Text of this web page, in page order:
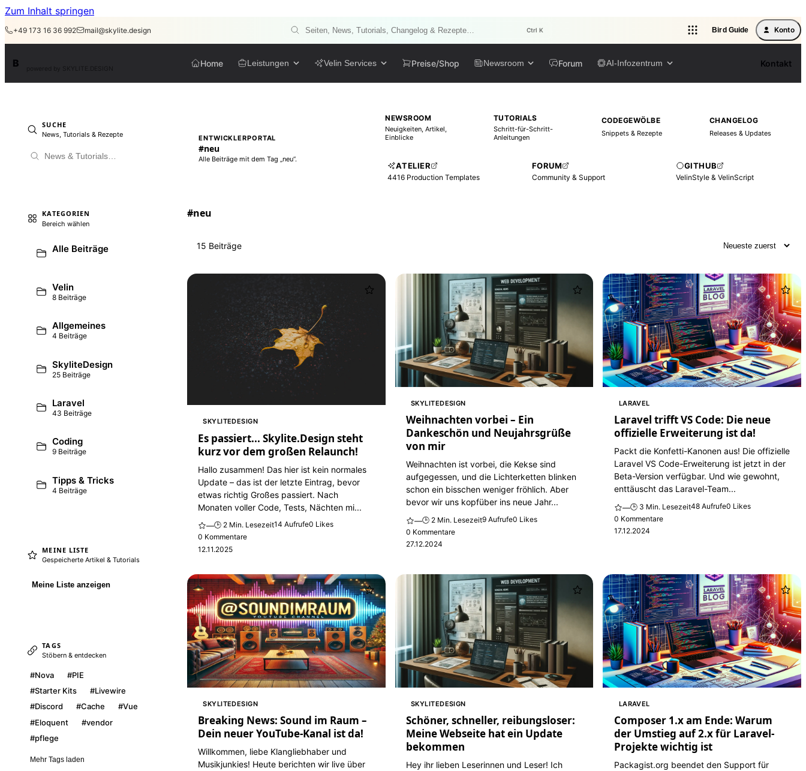
Zum Inhalt springen
+49 173 16 36 992 mail@skylite.design Ctrl K Bird Guide Konto
B powered by SKYLITE.DESIGN
Home Leistungen Velin Services Preise/Shop Newsroom Forum AI-Infozentrum Kontakt
SUCHE
News, Tutorials & Rezepte
KATEGORIEN
Bereich wählen
Alle Beiträge
Velin
8 Beiträge
Allgemeines
4 Beiträge
SkyliteDesign
25 Beiträge
Laravel
43 Beiträge
Coding
9 Beiträge
Tipps & Tricks
4 Beiträge
MEINE LISTE
Gespeicherte Artikel & Tutorials
Meine Liste anzeigen
TAGS
Stöbern & entdecken
#Nova
#PIE
#Starter Kits
#Livewire
#Discord
#Cache
#Vue
#Eloquent
#vendor
#pflege
Mehr Tags laden
ENTWICKLERPORTAL
#neu
Alle Beiträge mit dem Tag „neu“.
NEWSROOM
Neuigkeiten, Artikel,
Einblicke
TUTORIALS
Schritt-für-Schritt-
Anleitungen
CODEGEWÖLBE
Snippets & Rezepte
CHANGELOG
Releases & Updates
ATELIER
4416 Production Templates
FORUM
Community & Support
GITHUB
VelinStyle & VelinScript
#neu
15 Beiträge Sortierung
SKYLITEDESIGN
Es passiert... Skylite.Design steht
kurz vor dem großen Relaunch!
Hallo zusammen! Das hier ist kein normales
Update – das ist der letzte Eintrag, bevor
etwas richtig Großes passiert. Nach
Monaten voller Code, Tests, Nächten mi...
—🕒 2 Min. Lesezeit14 Aufrufe0 Likes
0 Kommentare
12.11.2025
SKYLITEDESIGN
Weihnachten vorbei – Ein
Dankeschön und Neujahrsgrüße
von mir
Weihnachten ist vorbei, die Kekse sind
aufgegessen, und die Lichterketten blinken
schon ein bisschen weniger fröhlich. Aber
bevor wir uns kopfüber ins neue Jahr...
—🕒 2 Min. Lesezeit9 Aufrufe0 Likes
0 Kommentare
27.12.2024
LARAVEL
Laravel trifft VS Code: Die neue
offizielle Erweiterung ist da!
Packt die Konfetti-Kanonen aus! Die offizielle
Laravel VS Code-Erweiterung ist jetzt in der
Beta-Version verfügbar. Und wie gewohnt,
enttäuscht das Laravel-Team...
—🕒 3 Min. Lesezeit48 Aufrufe0 Likes
0 Kommentare
17.12.2024
SKYLITEDESIGN
Breaking News: Sound im Raum –
Dein neuer YouTube-Kanal ist da!
Willkommen, liebe Klangliebhaber und
Musikjunkies! Heute berichten wir live über
SKYLITEDESIGN
Schöner, schneller, reibungsloser:
Meine Webseite hat ein Update
bekommen
Hey ihr lieben Leserinnen und Leser! Ich
LARAVEL
Composer 1.x am Ende: Warum
der Umstieg auf 2.x für Laravel-
Projekte wichtig ist
Packagist.org beendet den Support für